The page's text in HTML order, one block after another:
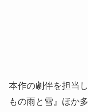
本作の劇伴を担当
もの雨と雪』ほか